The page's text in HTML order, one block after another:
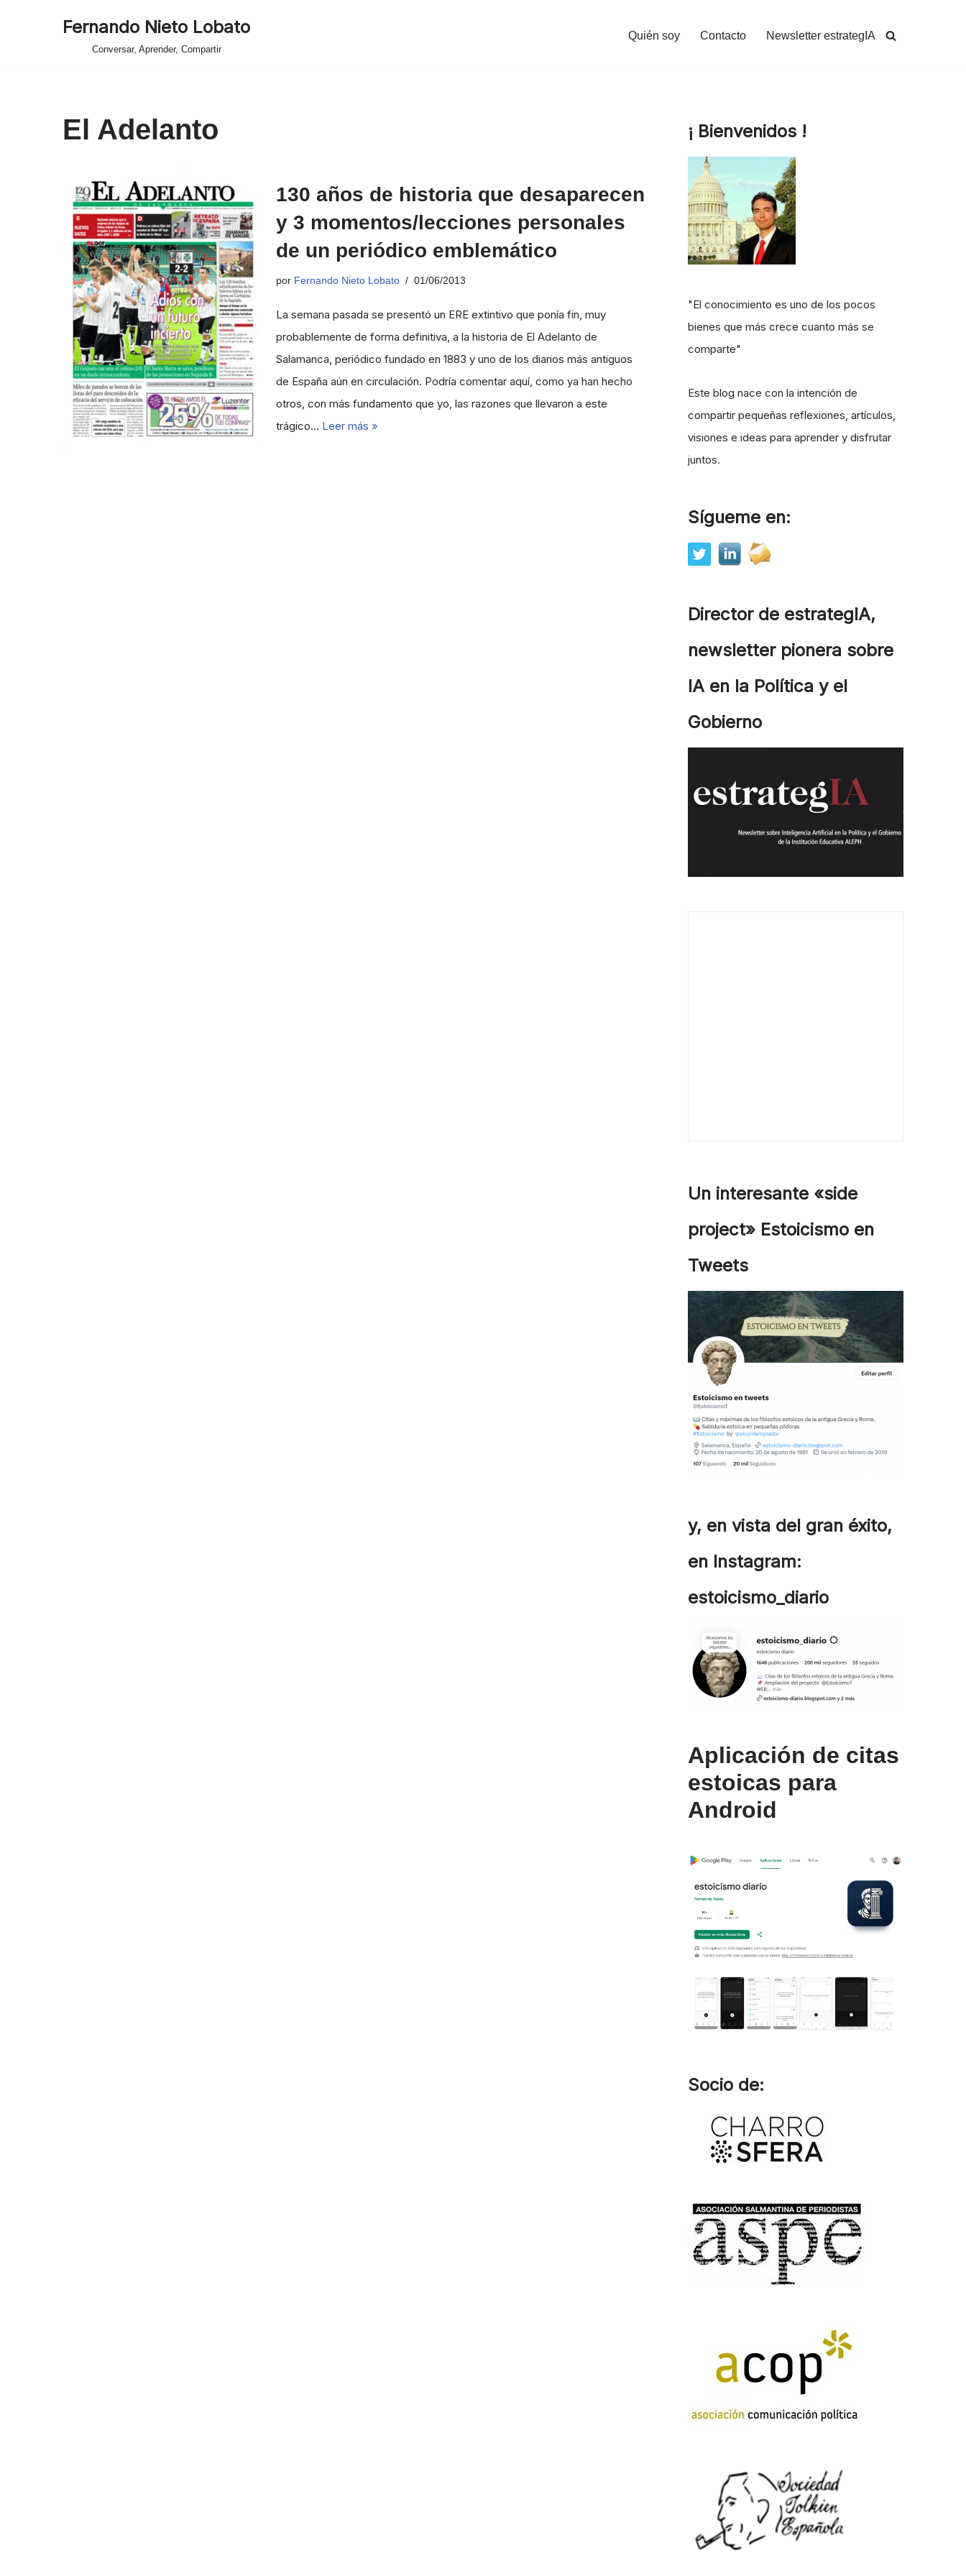
Fernando Nieto Lobato
Conversar, Aprender, Compartir
Quién soy Contacto Newsletter estrategIA
El Adelanto
130 años de historia que desaparecen
y 3 momentos/lecciones personales
de un periódico emblemático
por Fernando Nieto Lobato 01/06/2013
La semana pasada se presentó un ERE extintivo que ponía fin, muy
probablemente de forma definitiva, a la historia de El Adelanto de
Salamanca, periódico fundado en 1883 y uno de los diarios más antiguos
de España aún en circulación. Podría comentar aquí, como ya han hecho
otros, con más fundamento que yo, las razones que llevaron a este
trágico… Leer más »
¡ Bienvenidos !
"El conocimiento es uno de los pocos
bienes que más crece cuanto más se
comparte"
Este blog nace con la intención de
compartir pequeñas reflexiones, artículos,
visiones e ideas para aprender y disfrutar
juntos.
Sígueme en:
Director de estrategIA,
newsletter pionera sobre
IA en la Política y el
Gobierno
Un interesante «side
project» Estoicismo en
Tweets
y, en vista del gran éxito,
en Instagram:
estoicismo_diario
Aplicación de citas
estoicas para
Android
Socio de: